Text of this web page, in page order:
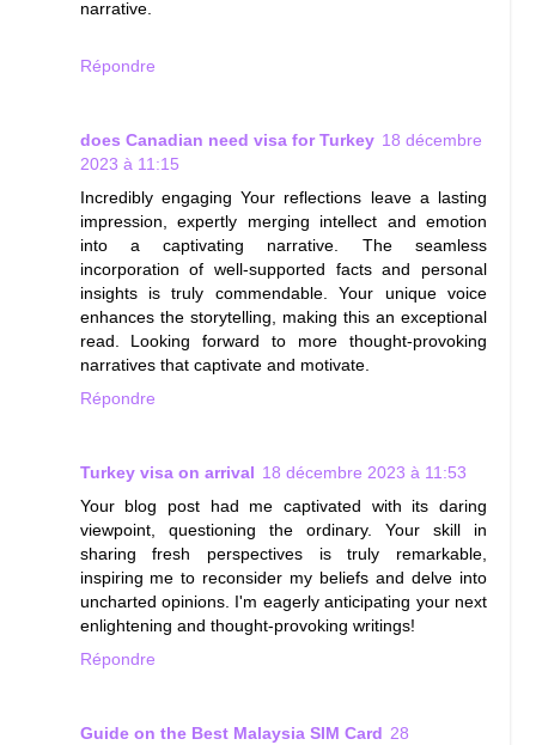
narrative.
Répondre
does Canadian need visa for Turkey 18 décembre
2023 à 11:15
Incredibly engaging Your reflections leave a lasting
impression, expertly merging intellect and emotion
into a captivating narrative. The seamless
incorporation of well-supported facts and personal
insights is truly commendable. Your unique voice
enhances the storytelling, making this an exceptional
read. Looking forward to more thought-provoking
narratives that captivate and motivate.
Répondre
Turkey visa on arrival 18 décembre 2023 à 11:53
Your blog post had me captivated with its daring
viewpoint, questioning the ordinary. Your skill in
sharing fresh perspectives is truly remarkable,
inspiring me to reconsider my beliefs and delve into
uncharted opinions. I'm eagerly anticipating your next
enlightening and thought-provoking writings!
Répondre
Guide on the Best Malaysia SIM Card 28